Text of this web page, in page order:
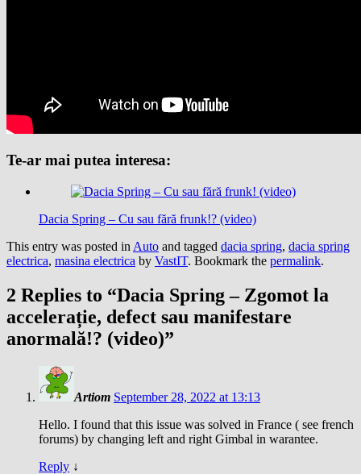
Te-ar mai putea interesa:
Dacia Spring – Cu sau fără frunk!? (video)
This entry was posted in Auto and tagged dacia spring, dacia spring
electrica, masina electrica by VastIT. Bookmark the permalink.
2 Replies to “Dacia Spring – Zgomot la
accelerație, defect sau manifestare
anormală!? (video)”
Artiom September 28, 2022 at 13:13
Hello. I found that this issue was solved in France ( see french
forums) by changing left and right Gimbal in warantee.
Reply ↓